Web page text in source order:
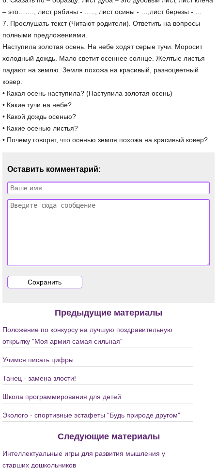
– это……., лист рябины - ….., лист осины - …,лист березы - …
7. Прослушать текст (Читают родители). Ответить на вопросы
полными предложениями.
Наступила золотая осень. На небе ходят серые тучи. Моросит
холодный дождь. Мало светит осеннее солнце. Желтые листья
падают на землю. Земля похожа на красивый, разноцветный
ковер.
• Какая осень наступила? (Наступила золотая осень)
• Какие тучи на небе?
• Какой дождь осенью?
• Какие осенью листья?
• Почему говорят, что осенью земля похожа на красивый ковер?
Оставить комментарий:
Предыдущие материалы
Положение по конкурсу на лучшую поздравительную
открытку "Моя армия самая сильная"
Учимся писать цифры
Танец - замена злости!
Школа программирования для детей
Эколого - спортивные эстафеты "Будь природе другом"
Следующие материалы
Интеллектуальные игры для развития мышления у
старших дошкольников